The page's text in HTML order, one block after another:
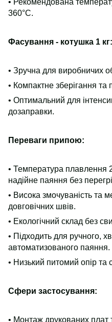
360°C.
Фасування - котушка 1 кг:
• Зручна для виробничих
• Компактне зберігання
• Оптимальний для
дозаправки.
Переваги припою:
• Температура плавлення
надійне паяння без
• Висока змочуваність та
довговічних швів.
• Екологічний склад без
• Підходить для ручного,
автоматизованого паяння.
• Низький питомий опір та
Сфери застосування:
• Монтаж друкованих плат